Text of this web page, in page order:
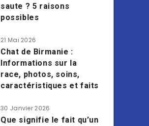
saute ? 5 raisons
possibles
21 Mai 2026
Chat de Birmanie :
Informations sur la
race, photos, soins,
caractéristiques et faits
30 Janvier 2026
Que signifie le fait qu’un